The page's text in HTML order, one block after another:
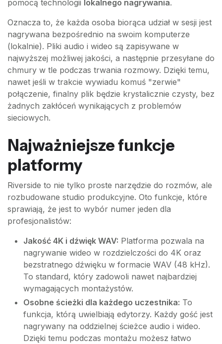
pomocą technologii lokalnego nagrywania.
Oznacza to, że każda osoba biorąca udział w sesji jest
nagrywana bezpośrednio na swoim komputerze
(lokalnie). Pliki audio i wideo są zapisywane w
najwyższej możliwej jakości, a następnie przesyłane do
chmury w tle podczas trwania rozmowy. Dzięki temu,
nawet jeśli w trakcie wywiadu komuś "zerwie"
połączenie, finalny plik będzie krystalicznie czysty, bez
żadnych zakłóceń wynikających z problemów
sieciowych.
Najważniejsze funkcje
platformy
Riverside to nie tylko proste narzędzie do rozmów, ale
rozbudowane studio produkcyjne. Oto funkcje, które
sprawiają, że jest to wybór numer jeden dla
profesjonalistów:
Jakość 4K i dźwięk WAV: Platforma pozwala na
nagrywanie wideo w rozdzielczości do 4K oraz
bezstratnego dźwięku w formacie WAV (48 kHz).
To standard, który zadowoli nawet najbardziej
wymagających montażystów.
Osobne ścieżki dla każdego uczestnika: To
funkcja, którą uwielbiają edytorzy. Każdy gość jest
nagrywany na oddzielnej ścieżce audio i wideo.
Dzięki temu podczas montażu możesz łatwo